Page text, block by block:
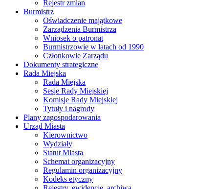
Rejestr zmian
Burmistrz
Oświadczenie majątkowe
Zarządzenia Burmistrza
Wniosek o patronat
Burmistrzowie w latach od 1990
Członkowie Zarządu
Dokumenty strategiczne
Rada Miejska
Rada Miejska
Sesje Rady Miejskiej
Komisje Rady Miejskiej
Tytuły i nagrody
Plany zagospodarowania
Urząd Miasta
Kierownictwo
Wydziały
Statut Miasta
Schemat organizacyjny
Regulamin organizacyjny
Kodeks etyczny